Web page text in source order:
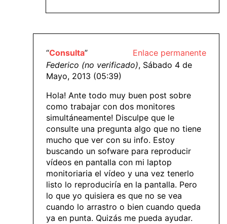
Enlace permanente
“Consulta”
Federico (no verificado), Sábado 4 de
Mayo, 2013 (05:39)
Hola! Ante todo muy buen post sobre
como trabajar con dos monitores
simultáneamente! Disculpe que le
consulte una pregunta algo que no tiene
mucho que ver con su info. Estoy
buscando un sofware para reproducir
vídeos en pantalla con mi laptop
monitoriaria el vídeo y una vez tenerlo
listo lo reproduciría en la pantalla. Pero
lo que yo quisiera es que no se vea
cuando lo arrastro o bien cuando queda
ya en punta. Quizás me pueda ayudar.